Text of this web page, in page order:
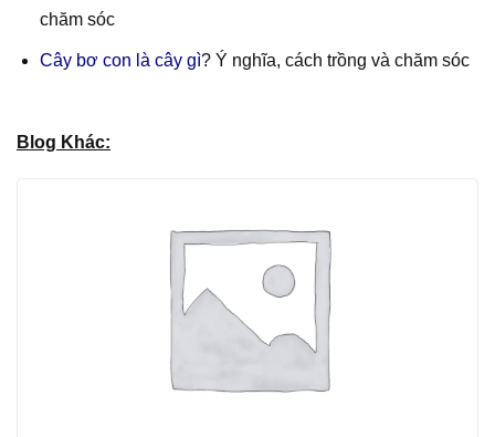
chăm sóc
Cây bơ con là cây gì? Ý nghĩa, cách trồng và chăm sóc
Blog Khác: